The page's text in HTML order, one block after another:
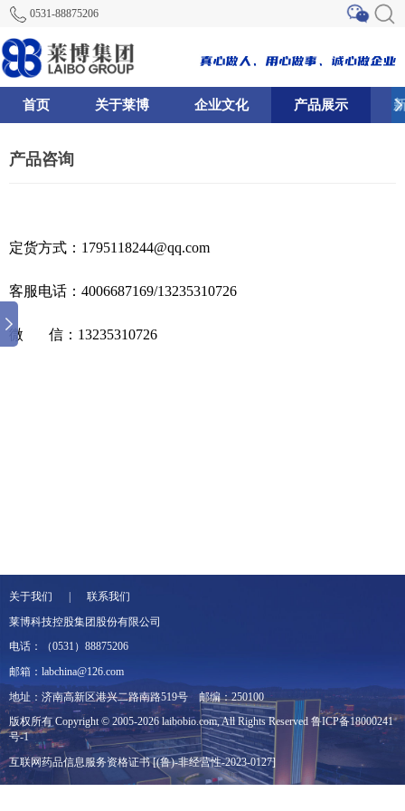
0531-88875206
首页 关于莱博 企业文化 产品展示
产品咨询
定货方式：1795118244@qq.com
客服电话：4006687169/13235310726
微 信：13235310726
关于我们 | 联系我们
莱博科技控股集团股份有限公司
电话：（0531）88875206
邮箱：labchina@126.com
地址：济南高新区港兴二路南路519号
邮编：250100
版权所有 Copyright © 2005-2026 laibobio.com, All Rights Reserved 鲁ICP备18000241
号-1
互联网药品信息服务资格证书 [(鲁)-非经营性-2023-0127]